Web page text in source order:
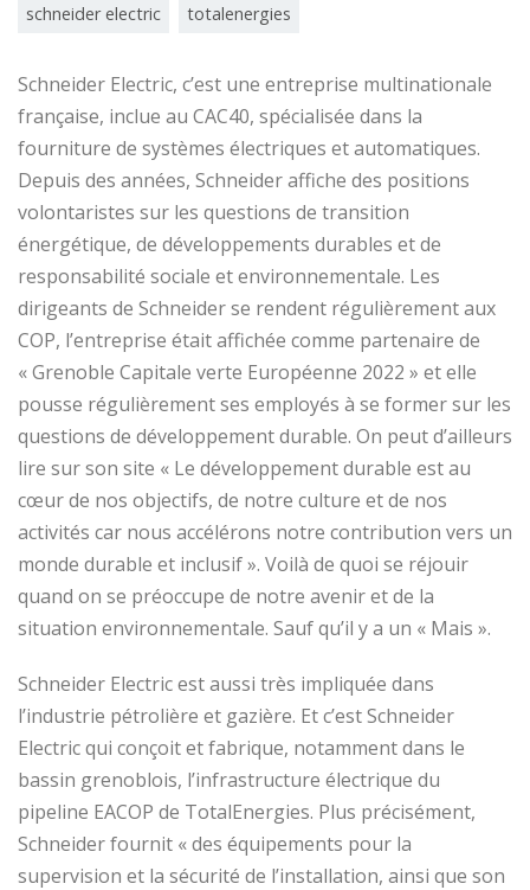
schneider electric totalenergies
Schneider Electric, c’est une entreprise multinationale
française, inclue au CAC40, spécialisée dans la
fourniture de systèmes électriques et automatiques.
Depuis des années, Schneider affiche des positions
volontaristes sur les questions de transition
énergétique, de développements durables et de
responsabilité sociale et environnementale. Les
dirigeants de Schneider se rendent régulièrement aux
COP, l’entreprise était affichée comme partenaire de
« Grenoble Capitale verte Européenne 2022 » et elle
pousse régulièrement ses employés à se former sur les
questions de développement durable. On peut d’ailleurs
lire sur son site « Le développement durable est au
cœur de nos objectifs, de notre culture et de nos
activités car nous accélérons notre contribution vers un
monde durable et inclusif ». Voilà de quoi se réjouir
quand on se préoccupe de notre avenir et de la
situation environnementale. Sauf qu’il y a un « Mais ».
Schneider Electric est aussi très impliquée dans
l’industrie pétrolière et gazière. Et c’est Schneider
Electric qui conçoit et fabrique, notamment dans le
bassin grenoblois, l’infrastructure électrique du
pipeline EACOP de TotalEnergies. Plus précisément,
Schneider fournit « des équipements pour la
supervision et la sécurité de l’installation, ainsi que son